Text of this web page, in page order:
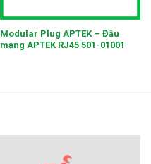
Modular Plug APTEK – Đầu
mạng APTEK RJ45 501-01001